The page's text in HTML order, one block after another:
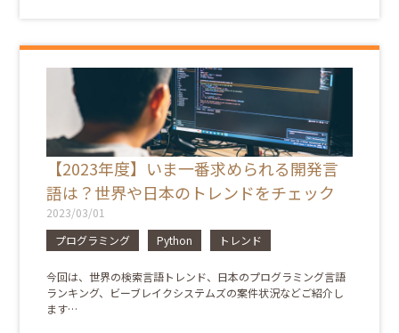
【2023年度】いま一番求められる開発言
語は？世界や日本のトレンドをチェック
2023/03/01
プログラミング
Python トレンド
今回は、世界の検索言語トレンド、日本のプログラミング言語
ランキング、ビーブレイクシステムズの案件状況などご紹介し
ます…